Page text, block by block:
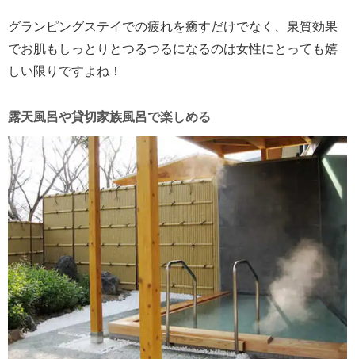
グランピングステイでの疲れを癒すだけでなく、泉質効果
でお肌もしっとりとつるつるになるのは女性にとっても嬉
しい限りですよね！
露天風呂や貸切家族風呂で楽しめる